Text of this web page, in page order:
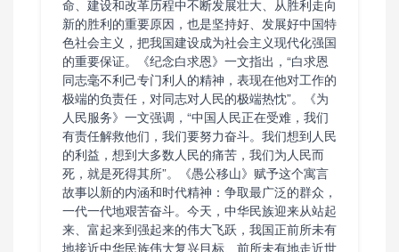
命、建设和改革历程中不断发展壮大、从胜利走向
新的胜利的重要原因，也是坚持好、发展好中国特
色社会主义，把我国建设成为社会主义现代化强国
的重要保证。《纪念白求恩》一文指出，“白求恩
同志毫不利己专门利人的精神，表现在他对工作的
极端的负责任，对同志对人民的极端热忱”。《为
人民服务》一文强调，“中国人民正在受难，我们
有责任解救他们，我们要努力奋斗。我们想到人民
的利益，想到大多数人民的痛苦，我们为人民而
死，就是死得其所”。《愚公移山》赋予这个寓言
故事以新的内涵和时代精神：争取最广泛的群众，
一代一代地艰苦奋斗。今天，中华民族迎来从站起
来、富起来到强起来的伟大飞跃，我国正前所未有
地接近中华民族伟大复兴目标、前所未有地走近世